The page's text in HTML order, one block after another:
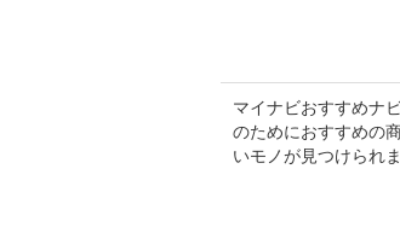
マイナビおすすめナ
のためにおすすめの
いモノが見つけられま